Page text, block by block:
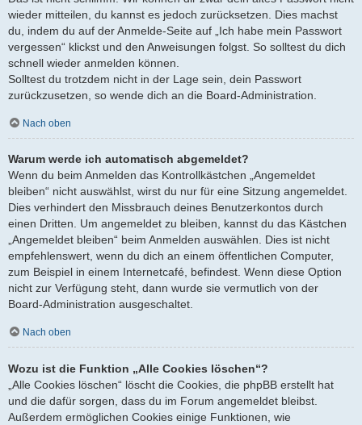
wieder mitteilen, du kannst es jedoch zurücksetzen. Dies machst
du, indem du auf der Anmelde-Seite auf „Ich habe mein Passwort
vergessen“ klickst und den Anweisungen folgst. So solltest du dich
schnell wieder anmelden können.
Solltest du trotzdem nicht in der Lage sein, dein Passwort
zurückzusetzen, so wende dich an die Board-Administration.
Nach oben
Warum werde ich automatisch abgemeldet?
Wenn du beim Anmelden das Kontrollkästchen „Angemeldet
bleiben“ nicht auswählst, wirst du nur für eine Sitzung angemeldet.
Dies verhindert den Missbrauch deines Benutzerkontos durch
einen Dritten. Um angemeldet zu bleiben, kannst du das Kästchen
„Angemeldet bleiben“ beim Anmelden auswählen. Dies ist nicht
empfehlenswert, wenn du dich an einem öffentlichen Computer,
zum Beispiel in einem Internetcafé, befindest. Wenn diese Option
nicht zur Verfügung steht, dann wurde sie vermutlich von der
Board-Administration ausgeschaltet.
Nach oben
Wozu ist die Funktion „Alle Cookies löschen“?
„Alle Cookies löschen“ löscht die Cookies, die phpBB erstellt hat
und die dafür sorgen, dass du im Forum angemeldet bleibst.
Außerdem ermöglichen Cookies einige Funktionen, wie